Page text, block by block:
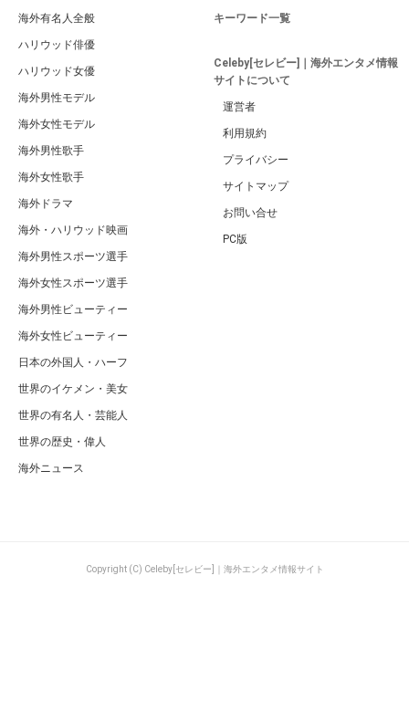
海外有名人全般
ハリウッド俳優
ハリウッド女優
海外男性モデル
海外女性モデル
海外男性歌手
海外女性歌手
海外ドラマ
海外・ハリウッド映画
海外男性スポーツ選手
海外女性スポーツ選手
海外男性ビューティー
海外女性ビューティー
日本の外国人・ハーフ
世界のイケメン・美女
世界の有名人・芸能人
世界の歴史・偉人
海外ニュース
キーワード一覧
Celeby[セレビー]｜海外エンタメ情報
サイトについて
運営者
利用規約
プライバシー
サイトマップ
お問い合せ
PC版
Copyright (C) Celeby[セレビー]｜海外エンタメ情報サイト